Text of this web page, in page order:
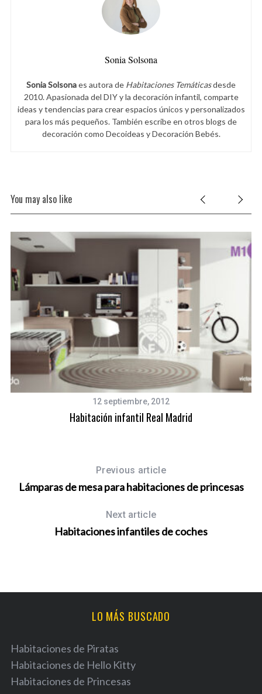
Sonia Solsona
Sonia Solsonaes autora de Habitaciones Temáticasdesde
2010. Apasionada del DIY y la decoración infantil, comparte
ideas y tendencias para crear espacios únicos y personalizados
para los más pequeños. También escribe en otros blogs de
decoración como Decoideas y Decoración Bebés.
You may also like
12 septiembre, 2012
Habitación infantil Real Madrid
Previous article
Lámparas de mesa para habitaciones de princesas
Next article
Habitaciones infantiles de coches
LO MÁS BUSCADO
Habitaciones de Piratas
Habitaciones de Hello Kitty
Habitaciones de Princesas